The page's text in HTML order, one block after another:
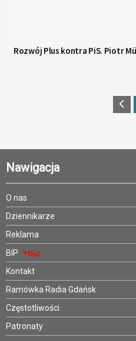
Rozwój Plus kontra PiS. Piotr
Nawigacja
O nas
Dziennikarze
Reklama
BIP
Kontakt
Ramówka Radia Gdańsk
Częstotliwości
Patronaty